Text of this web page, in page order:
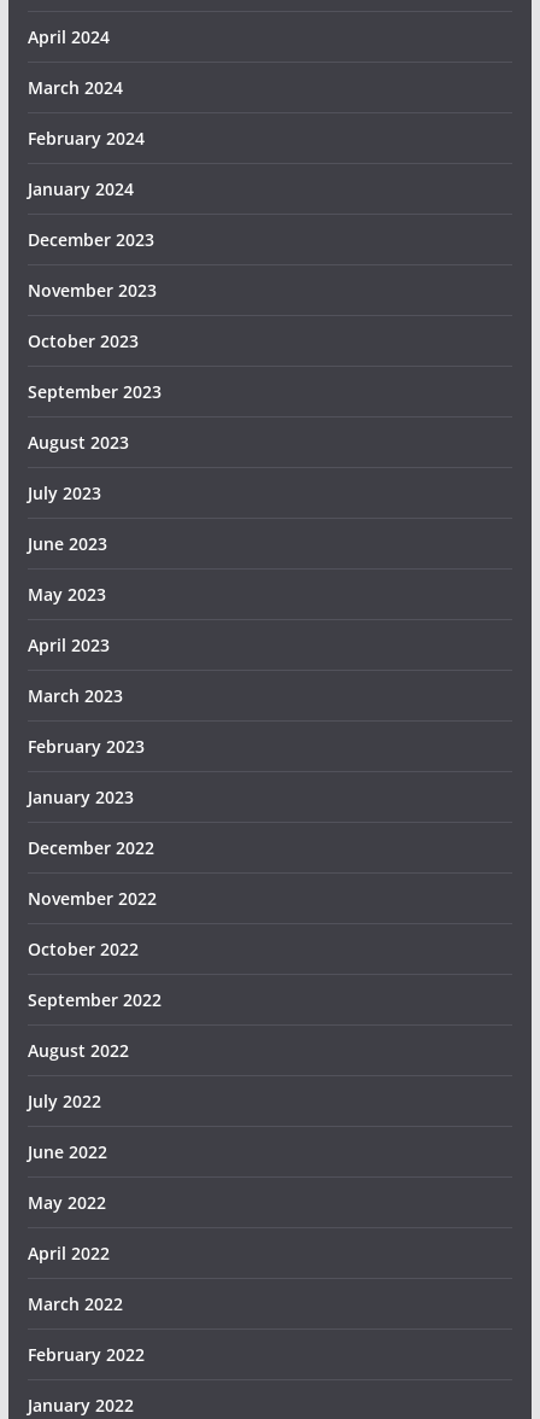
April 2024
March 2024
February 2024
January 2024
December 2023
November 2023
October 2023
September 2023
August 2023
July 2023
June 2023
May 2023
April 2023
March 2023
February 2023
January 2023
December 2022
November 2022
October 2022
September 2022
August 2022
July 2022
June 2022
May 2022
April 2022
March 2022
February 2022
January 2022